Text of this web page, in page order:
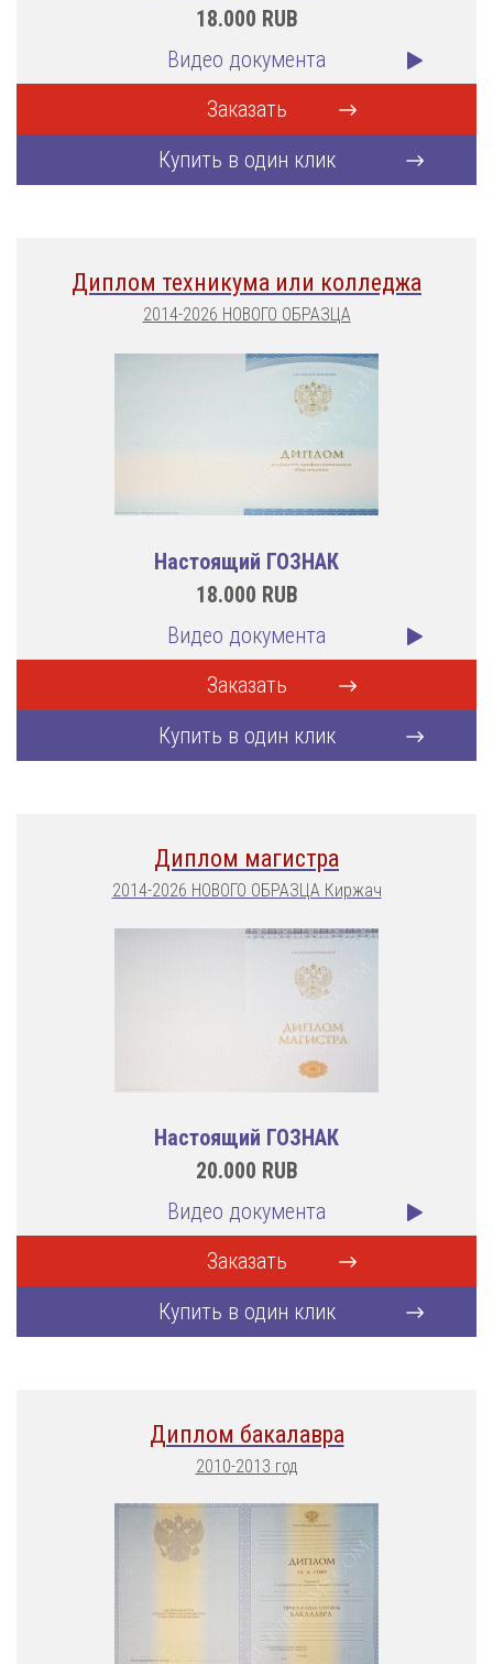
18.000 RUB
Видео документа
Заказать
Купить в один клик
Диплом техникума или колледжа
2014-2026 НОВОГО ОБРАЗЦА
Настоящий ГОЗНАК
18.000 RUB
Видео документа
Заказать
Купить в один клик
Диплом магистра
2014-2026 НОВОГО ОБРАЗЦА Киржач
Настоящий ГОЗНАК
20.000 RUB
Видео документа
Заказать
Купить в один клик
Диплом бакалавра
2010-2013 год